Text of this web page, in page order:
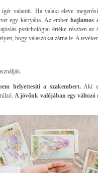
valamit. Ha valaki eleve
egy kártyába. Az ember hajlamos
pszichológiai értéke részben
hogy válaszokat zárna le. A
helyettesíti a szakembert.Aki
A jövőnk valójában egy változó